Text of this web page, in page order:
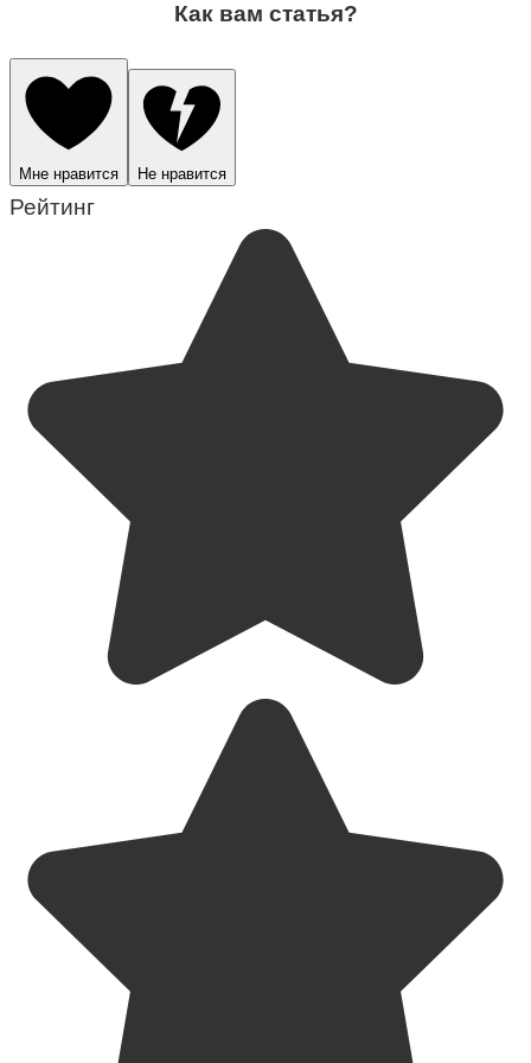
Как вам статья?
Мне нравится Не нравится
Рейтинг